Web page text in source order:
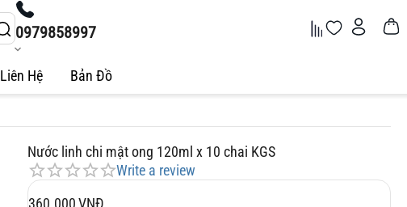
0979858997
Liên Hệ Bản Đồ
Nước linh chi mật ong 120ml x 10 chai KGS
Write a review
360.000VNĐ